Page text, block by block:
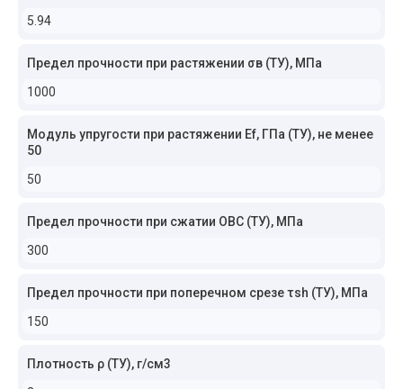
5.94
Предел прочности при растяжении σв (ТУ), МПа
1000
Модуль упругости при растяжении Ef, ГПа (ТУ), не менее
50
50
Предел прочности при сжатии ОВС (ТУ), МПа
300
Предел прочности при поперечном срезе τsh (ТУ), МПа
150
Плотность ρ (ТУ), г/см3